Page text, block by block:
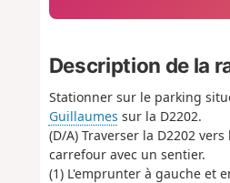
Description de la
Stationner sur le parking
Guillaumes sur la D2202.
(D/A) Traverser la D2202
carrefour avec un sentier.
(1) L'emprunter à gauche et